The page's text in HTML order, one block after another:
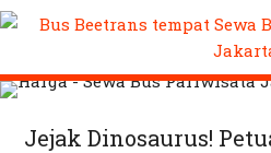
Jejak Dinosaurus!